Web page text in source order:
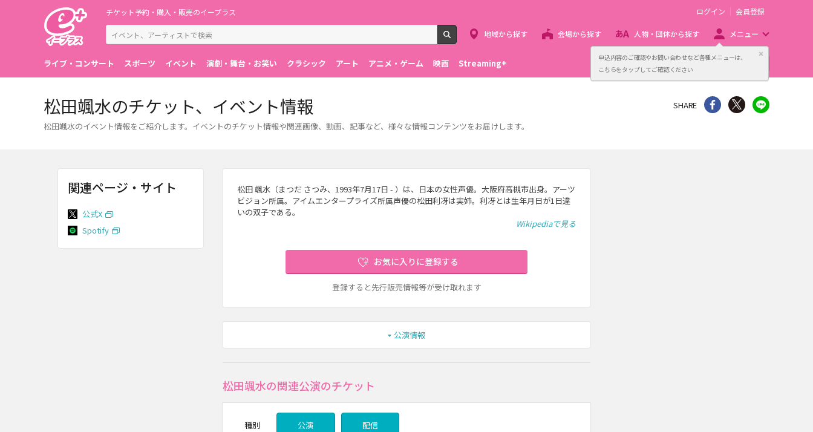
申込内容のご確認やお問い合わせなど各種メニューは、
こちらをタップしてご確認ください
閉じる
チケット予約・購入・販売のイープラス
検索
ログイン 会員登録
地域から探す 会場から探す 人物・団体から探す メニュー
ライブ・コンサート スポーツ イベント 演劇・舞台・お笑い クラシック アート アニメ・ゲーム 映画 Streaming+ 主催者向け販売サービス
松田颯水のチケット、イベント情報
松田颯水のイベント情報をご紹介します。イベントのチケット情報や関連画像、動画、記事など、様々な情報コンテンツをお届けします。
SHARE シェア Twitter
松田 颯水（まつだ さつみ、1993年7月17日 - ）は、日本の女性声優。大阪府高槻市出身。アーツ
ビジョン所属。アイムエンタープライズ所属声優の松田利冴は実姉。利冴とは生年月日が1日違
いの双子である。
Wikipediaで見る
お気に入りに登録する
登録すると先行販売情報等が受け取れます
公演情報
松田颯水の関連公演のチケット
種別 公演 配信
関連ページ・サイト
公式X
Spotify